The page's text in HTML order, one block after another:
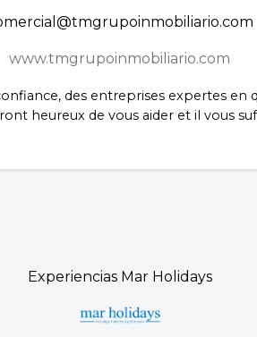
www.tmgrupoinmobiliario.com
des entreprises expertes
heureux de vous aider et il vous
Experiencias Mar Holidays